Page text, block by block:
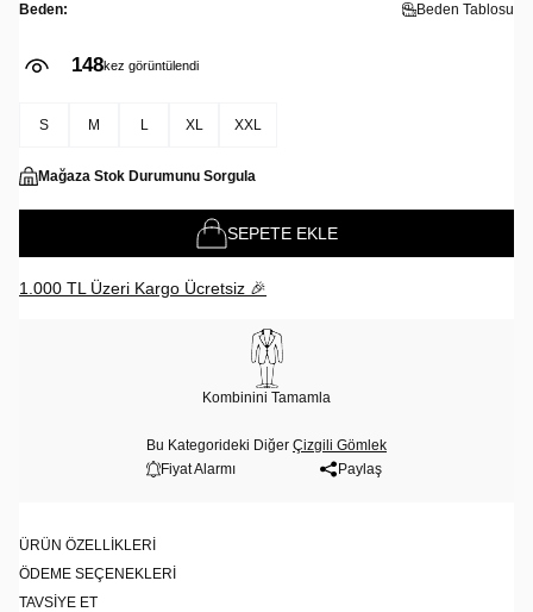
Beden: Beden Tablosu
148kez görüntülendi
S M L XL XXL
Mağaza Stok Durumunu Sorgula
SEPETE EKLE
1.000 TL Üzeri Kargo Ücretsiz 🎉
Kombinini Tamamla
Bu Kategorideki Diğer Çizgili Gömlek
Fiyat Alarmı
Paylaş
ÜRÜN ÖZELLIKLERI
ÖDEME SEÇENEKLERI
TAVSIYE ET